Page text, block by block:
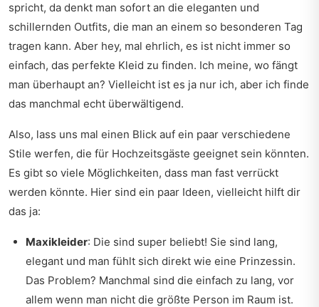
spricht, da denkt man sofort an die eleganten und
schillernden Outfits, die man an einem so besonderen Tag
tragen kann. Aber hey, mal ehrlich, es ist nicht immer so
einfach, das perfekte Kleid zu finden. Ich meine, wo fängt
man überhaupt an? Vielleicht ist es ja nur ich, aber ich finde
das manchmal echt überwältigend.
Also, lass uns mal einen Blick auf ein paar verschiedene
Stile werfen, die für Hochzeitsgäste geeignet sein könnten.
Es gibt so viele Möglichkeiten, dass man fast verrückt
werden könnte. Hier sind ein paar Ideen, vielleicht hilft dir
das ja:
Maxikleider: Die sind super beliebt! Sie sind lang,
elegant und man fühlt sich direkt wie eine Prinzessin.
Das Problem? Manchmal sind die einfach zu lang, vor
allem wenn man nicht die größte Person im Raum ist.